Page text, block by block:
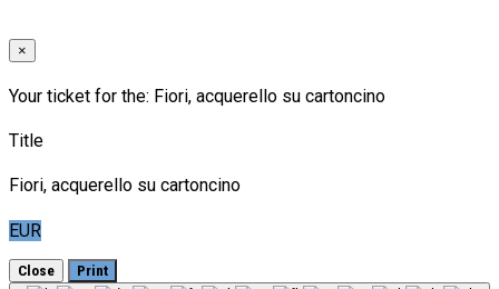
×
Your ticket for the: Fiori, acquerello su cartoncino
Title
Fiori, acquerello su cartoncino
EUR
Close Print